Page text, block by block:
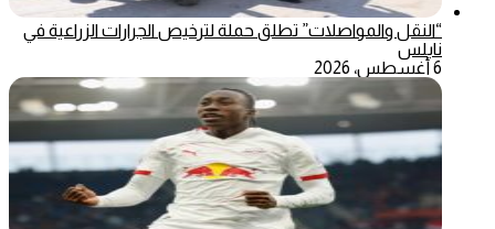
“النقل والمواصلات” تطلق حملة لترخيص الجرارات الزراعية في
نابلس
6 أغسطس، 2026